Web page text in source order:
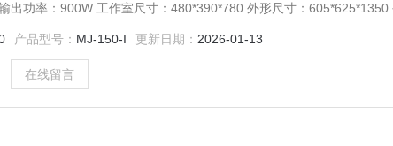
出功率：900W 工作室尺寸：480*390*780 外形尺寸：605*625*1350
产品型号： MJ-150-I 更新日期： 2026-01-13
在线留言